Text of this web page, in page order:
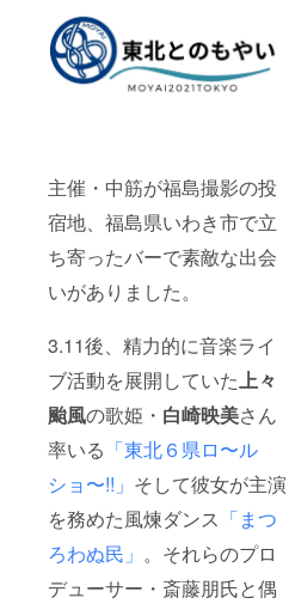
主催・中筋が福島撮影の投
宿地、福島県いわき市で立
ち寄ったバーで素敵な出会
いがありました。
3.11後、精力的に音楽ライ
ブ活動を展開していた上々
颱風の歌姫・ 白崎映美さん
率いる 「東北６県ロ〜ル
ショ〜!!」 そして彼女が主演
を務めた風煉ダンス 「まつ
ろわぬ民」 。それらのプロ
デューサー・斎藤朋氏と偶